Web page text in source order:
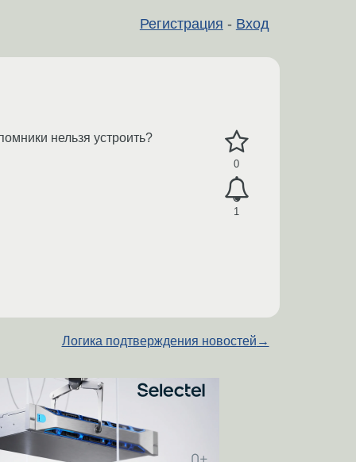
Регистрация - Вход
0
1
нельзя устроить?
Логика подтверждения новостей →